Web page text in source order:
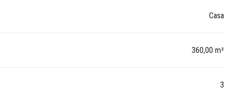
Casa
360,00 m²
3